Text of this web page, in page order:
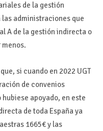
de la gestión
administraciones que
A de la gestión indirecta o
menos.
si cuando en 2022 UGT
de convenios
apoyado, en este
de toda España ya
1665€ y las